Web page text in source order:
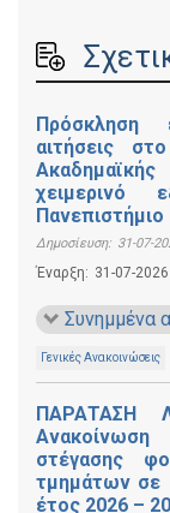
Πρόσκληση
αιτήσεις
χειμερινό
Πανεπιστήμιο
Δημοσίευση: 31-07-
Έναρξη: 31-07-2026
Συνημμένα
Γενικές Ανακοινώσεις
ΠΑΡΑΤΑΣΗ
στέγασης
τμημάτων σε
έτος 2026 –